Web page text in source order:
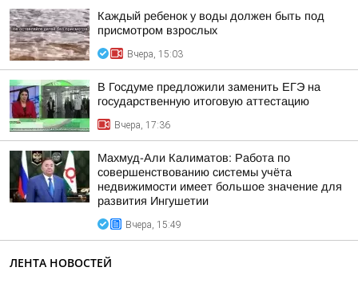
Каждый ребенок у воды должен быть под
присмотром взрослых
Вчера, 15:03
В Госдуме предложили заменить ЕГЭ на
государственную итоговую аттестацию
Вчера, 17:36
Махмуд-Али Калиматов: Работа по
совершенствованию системы учёта
недвижимости имеет большое значение для
развития Ингушетии
Вчера, 15:49
ЛЕНТА НОВОСТЕЙ